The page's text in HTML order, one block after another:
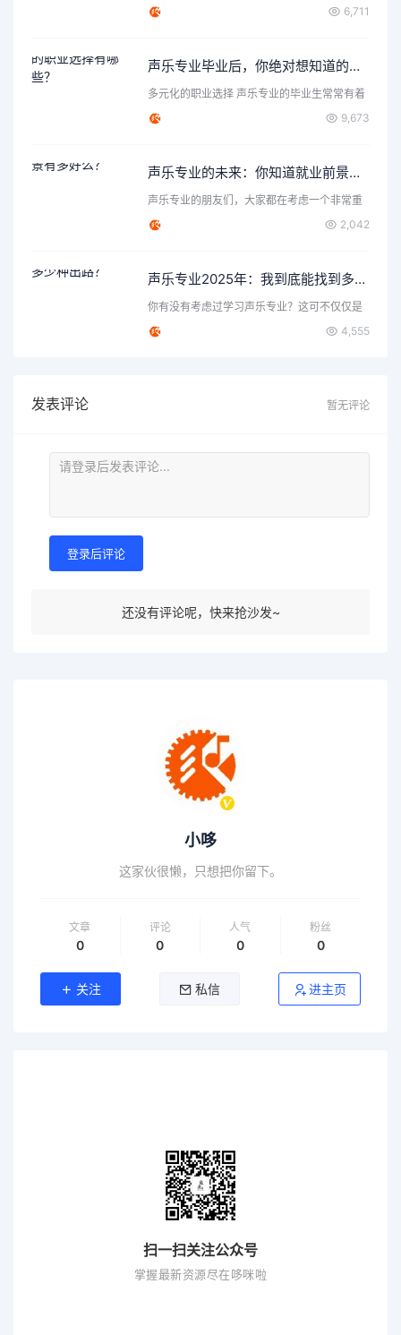
各种各样的选择和机遇…
6,711
声乐专业毕业后，你绝对想知道的职业选择有哪些？
多元化的职业选择 声乐专业的毕业生常常有着
丰富的表达力和创造…
9,673
声乐专业的未来：你知道就业前景有多好么？
声乐专业的朋友们，大家都在考虑一个非常重
要的问题，那就是声乐…
2,042
声乐专业2025年：我到底能找到多少种出路？
你有没有考虑过学习声乐专业？这可不仅仅是
唱歌那么简单，背后隐…
4,555
发表评论 暂无评论
登录后评论
还没有评论呢，快来抢沙发~
小哆
这家伙很懒，只想把你留下。
文章
0
评论
0
人气
0
粉丝
0
关注 私信 进主页
扫一扫关注公众号
掌握最新资源尽在哆咪啦